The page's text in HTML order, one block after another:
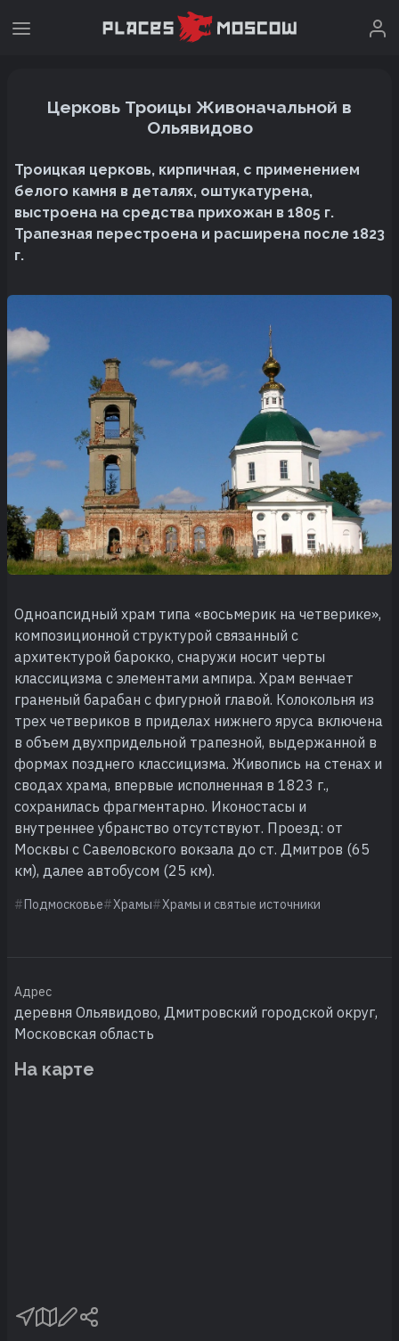
Церковь Троицы Живоначальной в
Ольявидово
Троицкая церковь, кирпичная, с применением
белого камня в деталях, оштукатурена,
выстроена на средства прихожан в 1805 г.
Трапезная перестроена и расширена после 1823
г.
Одноапсидный храм типа «восьмерик на четверике»,
композиционной структурой связанный с
архитектурой барокко, снаружи носит черты
классицизма с элементами ампира. Храм венчает
граненый барабан с фигурной главой. Колокольня из
трех четвериков в приделах нижнего яруса включена
в объем двухпридельной трапезной, выдержанной в
формах позднего классицизма. Живопись на стенах и
сводах храма, впервые исполненная в 1823 г.,
сохранилась фрагментарно. Иконостасы и
внутреннее убранство отсутствуют. Проезд: от
Москвы с Савеловского вокзала до ст. Дмитров (65
км), далее автобусом (25 км).
Подмосковье Храмы Храмы и святые источники
Адрес
деревня Ольявидово, Дмитровский городской округ,
Московская область
На карте